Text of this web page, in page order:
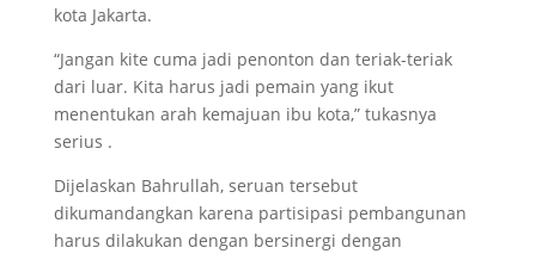
kota Jakarta.
“Jangan kite cuma jadi penonton dan teriak-teriak
dari luar. Kita harus jadi pemain yang ikut
menentukan arah kemajuan ibu kota,” tukasnya
serius .
Dijelaskan Bahrullah, seruan tersebut
dikumandangkan karena partisipasi pembangunan
harus dilakukan dengan bersinergi dengan